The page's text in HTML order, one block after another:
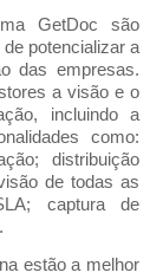
GetDoc são
potencializar a
das empresas.
a visão e o
incluindo a
como:
distribuição
de todas as
captura de
estão a melhor